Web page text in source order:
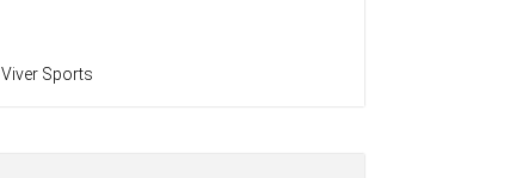
Viver Sports